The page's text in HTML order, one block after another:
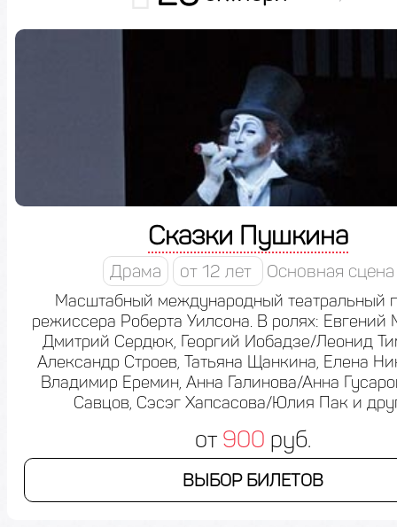
Сказки Пушкина
Драма от 12 лет Основная сцена
Масштабный международный театральный
режиссера Роберта Уилсона. В ролях: Евгений
Дмитрий Сердюк, Георгий Иобадзе/Леонид
Александр Строев, Татьяна Щанкина, Елена
Владимир Еремин, Анна Галинова/Анна
Савцов, Сэсэг Хапсасова/Юлия Пак и
от 900 руб.
ВЫБОР БИЛЕТОВ